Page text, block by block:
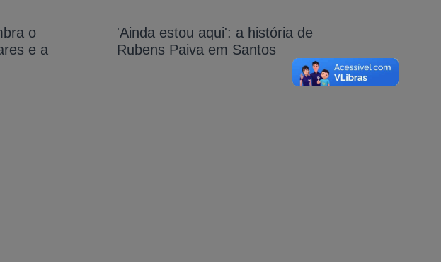
o
e a
'Ainda estou aqui': a história de
Rubens Paiva em Santos